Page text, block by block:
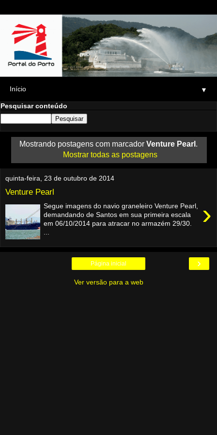
▼
Pesquisar conteúdo
Mostrando postagens com marcador Venture Pearl .
Mostrar todas as postagens
quinta-feira, 23 de outubro de 2014
Venture Pearl
›
Segue imagens do navio graneleiro Venture Pearl,
demandando de Santos em sua primeira escala
em 06/10/2014 para atracar no armazém 29/30.
›
Página inicial
Ver versão para a web